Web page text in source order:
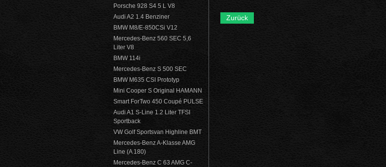
Porsche 928 S4 5 L V8
Audi A2 1.4 Benziner
BMW M8/E-850CSi V12
Mercedes-Benz 560 SEC 5,6
Liter V8
BMW 114i
Mercedes-Benz S 500 SEC
BMW M635 CSI Prototyp
Mini Cooper S Original HAMANN
Smart ForTwo 450 Coupé PULSE
Audi A1 S-Line 1.2 Liter TFSI
Sportback
VW Golf Sportsvan Highline BMT
Mercedes-Benz A-Klasse AMG
Line (A 180)
Mercedes-Benz C 63 AMG C-
Zurück